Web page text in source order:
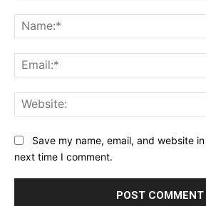
Save my name, email, and website
next time I comment.